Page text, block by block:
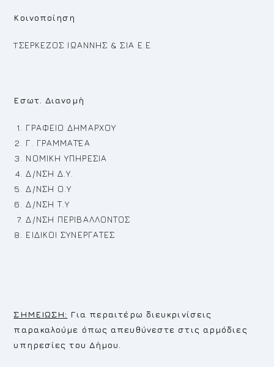
Κοινοποίηση
TΣΕΡΚΕΖΟΣ ΙΩΑΝΝΗΣ & ΣΙΑ Ε.Ε
Εσωτ. Διανομή
ΓΡΑΦΕΙΟ ΔΗΜΑΡΧΟΥ
Γ. ΓΡΑΜΜΑΤΈΑ
ΝΟΜΙΚΗ ΥΠΗΡΕΣΙΑ
Δ/ΝΣΗ Δ.Υ.
Δ/ΝΣΗ Ο.Υ
Δ/ΝΣΗ Τ.Υ
Δ/ΝΣΗ ΠΕΡΙΒΑΛΛΟΝΤΟΣ
ΕΙΔΙΚΟΙ ΣΥΝΕΡΓΑΤΕΣ
ΣΗΜΕΙΩΣΗ: Για περαιτέρω διευκρινίσεις
παρακαλούμε όπως απευθύνεστε στις αρμόδιες
υπηρεσίες του Δήμου.